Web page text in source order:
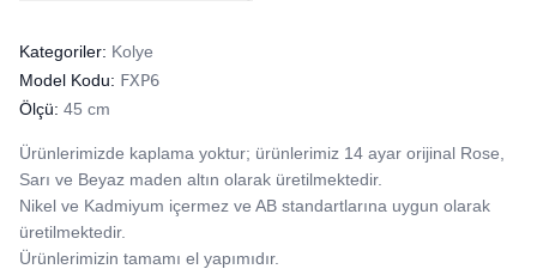
Kategoriler: Kolye
Model Kodu: FXP6
Ölçü: 45 cm
Ürünlerimizde kaplama yoktur; ürünlerimiz 14 ayar orijinal Rose,
Sarı ve Beyaz maden altın olarak üretilmektedir.
Nikel ve Kadmiyum içermez ve AB standartlarına uygun olarak
üretilmektedir.
Ürünlerimizin tamamı el yapımıdır.